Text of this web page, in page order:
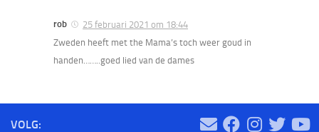
rob
25 februari 2021 om 18:44
Zweden heeft met the Mama’s toch weer goud in
handen……..goed lied van de dames
VOLG: